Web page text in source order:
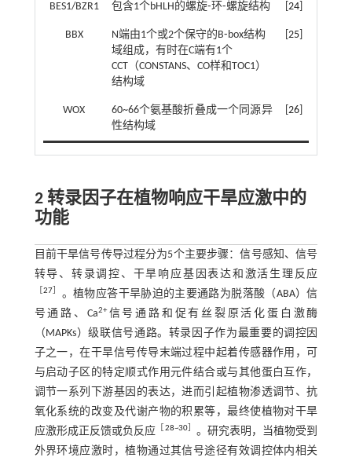
BES1/BZR1 包含1个bHLH的螺旋⁃环⁃螺旋结构 24]
BBX
N端由1个或2个保守的B⁃box结构
域组成，有时在C端有1个
CCT（CONSTANS、CO样和TOC1）
结构域
25]
WOX
60~66个氨基酸折叠成一个同源异
性结构域
26]
2 转录因子在植物响应干旱应激中的
功能
目前干旱信号传导过程分为5个主要步骤：信号感知、信号
转导、转录调控、干旱响应基因表达和激活生理反应
［27］ 。植物应答干旱胁迫的主要通路为脱落酸（ABA）信
号通路、Ca2+信号通路和促有丝裂原活化蛋白激酶
（MAPKs）级联信号通路。转录因子作为最重要的调控因
子之一，在干旱信号传导末端过程中起着传感器作用，可
与启动子区的特定顺式作用元件结合或与其他蛋白互作，
调节一系列下游基因的表达，进而引起植物渗透调节、抗
氧化系统的改变及代谢产物的积累等，最终使植物对干旱
应激形成正反馈或负反应 ［28~30］ 。研究表明，当植物受到
外界环境应激时，植物通过其信号途径有效调控体内相关